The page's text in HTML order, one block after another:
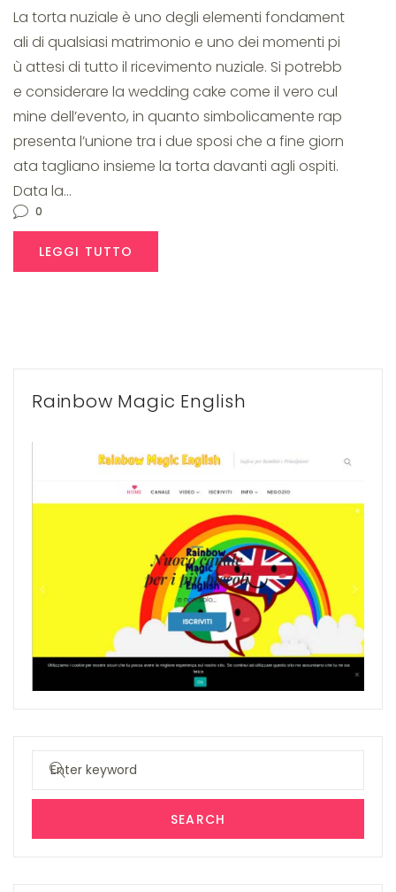
La torta nuziale è uno degli elementi fondament
ali di qualsiasi matrimonio e uno dei momenti pi
ù attesi di tutto il ricevimento nuziale. Si potrebb
e considerare la wedding cake come il vero cul
mine dell’evento, in quanto simbolicamente rap
presenta l’unione tra i due sposi che a fine giorn
ata tagliano insieme la torta davanti agli ospiti.
Data la…
0
LEGGI TUTTO
Rainbow Magic English
Search
SEARCH